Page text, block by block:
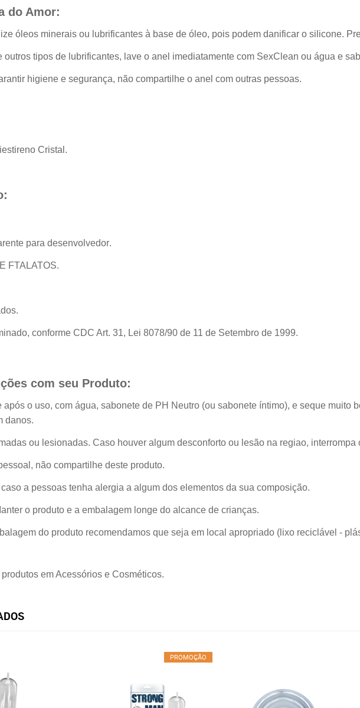
do Amor:
óleos minerais ou lubrificantes à base de óleo, pois podem danificar o silicone.
outros tipos de lubrificantes, lave o anel imediatamente com SexClean ou água e
higiene e segurança, não compartilhe o anel com outras pessoas.
Cristal .
para desenvolvedor.
FTALATOS.
conforme CDC Art. 31, Lei 8078/90 de 11 de Setembro de 1999.
com seu Produto:
o uso, com água, sabonete de PH Neutro (ou sabonete íntimo), e seque muito
danos.
ou lesionadas. Caso houver algum desconforto ou lesão na regiao,
não compartilhe deste produto.
a pessoas tenha alergia a algum dos elementos da sua composição.
o produto e a embalagem longe do alcance de crianças.
do produto recomendamos que seja em local apropriado (lixo reciclável -
em Acessórios e Cosméticos.
PROMOÇÃO